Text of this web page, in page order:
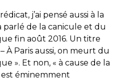
j’ai pensé aussi à la
parlé de la canicule et du
fin août 2016. Un titre
À Paris aussi, on meurt du
». Et non, « à cause de la
est éminemment